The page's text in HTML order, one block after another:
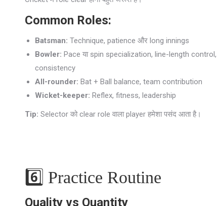
Common Roles:
Batsman: Technique, patience और long innings
Bowler: Pace या spin specialization, line-length control,
consistency
All-rounder: Bat + Ball balance, team contribution
Wicket-keeper: Reflex, fitness, leadership
Tip: Selector को clear role वाला player हमेशा पसंद आता है।
6️⃣ Practice Routine
Quality vs Quantity